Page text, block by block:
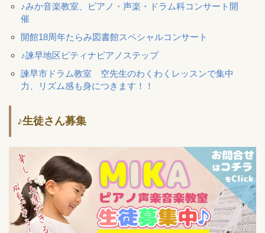
♪みか音楽教室、ピアノ・声楽・ドラム科コンサート開
催
開館18周年たらみ図書館スペシャルコンサート
♪諫早地区ピティナピアノステップ
諫早市ドラム教室 空先生のわくわくレッスンで集中
力、リズム感も身につきます！！
♪生徒さん募集